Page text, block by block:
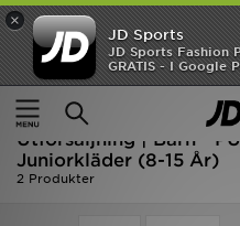
×
JD Sports
JD Sports Fashion
GRATIS - I Google
Ny termin, ny stil Essentials för
Hem
Barn Juniorkläder (8-
Utförsäljning | Barn -
Juniorkläder (8-15 År)
2 Produkter
Hem
Rea
Nyheter
Herr